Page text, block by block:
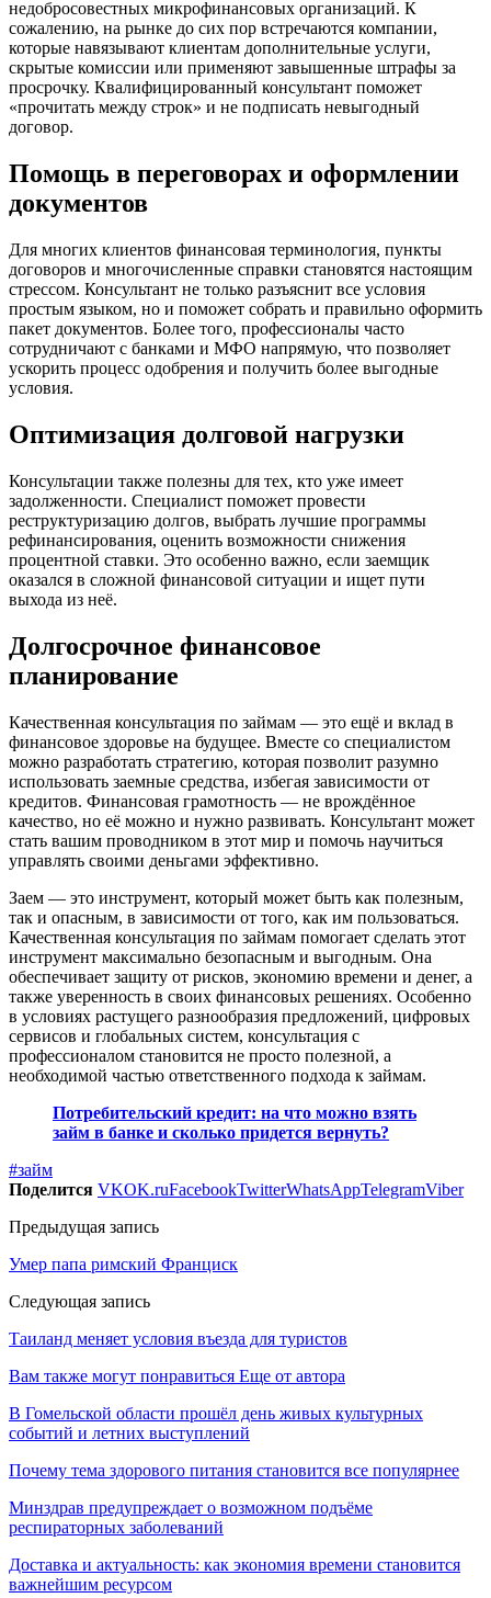
недобросовестных микрофинансовых организаций. К
сожалению, на рынке до сих пор встречаются компании,
которые навязывают клиентам дополнительные услуги,
скрытые комиссии или применяют завышенные штрафы за
просрочку. Квалифицированный консультант поможет
«прочитать между строк» и не подписать невыгодный
договор.
Помощь в переговорах и оформлении
документов
Для многих клиентов финансовая терминология, пункты
договоров и многочисленные справки становятся настоящим
стрессом. Консультант не только разъяснит все условия
простым языком, но и поможет собрать и правильно оформить
пакет документов. Более того, профессионалы часто
сотрудничают с банками и МФО напрямую, что позволяет
ускорить процесс одобрения и получить более выгодные
условия.
Оптимизация долговой нагрузки
Консультации также полезны для тех, кто уже имеет
задолженности. Специалист поможет провести
реструктуризацию долгов, выбрать лучшие программы
рефинансирования, оценить возможности снижения
процентной ставки. Это особенно важно, если заемщик
оказался в сложной финансовой ситуации и ищет пути
выхода из неё.
Долгосрочное финансовое
планирование
Качественная консультация по займам — это ещё и вклад в
финансовое здоровье на будущее. Вместе со специалистом
можно разработать стратегию, которая позволит разумно
использовать заемные средства, избегая зависимости от
кредитов. Финансовая грамотность — не врождённое
качество, но её можно и нужно развивать. Консультант может
стать вашим проводником в этот мир и помочь научиться
управлять своими деньгами эффективно.
Заем — это инструмент, который может быть как полезным,
так и опасным, в зависимости от того, как им пользоваться.
Качественная консультация по займам помогает сделать этот
инструмент максимально безопасным и выгодным. Она
обеспечивает защиту от рисков, экономию времени и денег, а
также уверенность в своих финансовых решениях. Особенно
в условиях растущего разнообразия предложений, цифровых
сервисов и глобальных систем, консультация с
профессионалом становится не просто полезной, а
необходимой частью ответственного подхода к займам.
Потребительский кредит: на что можно взять
займ в банке и сколько придется вернуть?
#займ
Поделится VKOK.ruFacebookTwitterWhatsAppTelegramViber
Предыдущая запись
Умер папа римский Франциск
Следующая запись
Таиланд меняет условия въезда для туристов
Вам также могут понравиться Еще от автора
В Гомельской области прошёл день живых культурных
событий и летних выступлений
Почему тема здорового питания становится все популярнее
Минздрав предупреждает о возможном подъёме
респираторных заболеваний
Доставка и актуальность: как экономия времени становится
важнейшим ресурсом